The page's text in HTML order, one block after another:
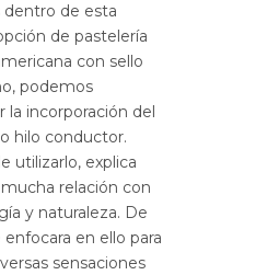
dentro de esta
de pastelería
con sello
podemos
la incorporación del
hilo conductor.
utilizarlo, explica
relación con
y naturaleza. De
enfocara en ello para
sensaciones